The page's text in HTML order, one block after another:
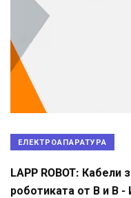
ЕЛЕКТРОАПАРАТУРА
LAPP ROBOT: Кабели
роботиката от В и В -